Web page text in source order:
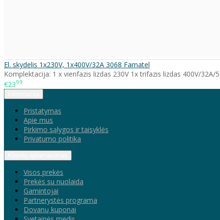
El. skydelis 1x230V, 1x400V/32A 3068 Famatel
Komplektacija: 1 x vienfazis lizdas 230V 1x trifazis lizdas 400V/32A/
€2399
Pristatymas
Apie mus
Pirkimo sąlygos ir taisyklės
Privatumo politika
Visos prekės
Prekės su nuolaida
Gamintojai
Partnerystės programa
Dovanų kuponai